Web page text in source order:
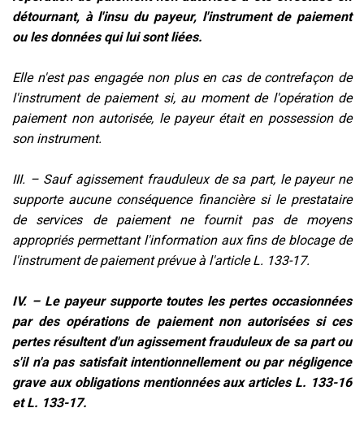
détournant, à l'insu du payeur, l'instrument de paiement
ou les données qui lui sont liées.
Elle n'est pas engagée non plus en cas de contrefaçon de
l'instrument de paiement si, au moment de l'opération de
paiement non autorisée, le payeur était en possession de
son instrument.
III. – Sauf agissement frauduleux de sa part, le payeur ne
supporte aucune conséquence financière si le prestataire
de services de paiement ne fournit pas de moyens
appropriés permettant l'information aux fins de blocage de
l'instrument de paiement prévue à l'article L. 133-17.
IV. – Le payeur supporte toutes les pertes occasionnées
par des opérations de paiement non autorisées si ces
pertes résultent d'un agissement frauduleux de sa part ou
s'il n'a pas satisfait intentionnellement ou par négligence
grave aux obligations mentionnées aux articles L. 133-16
et L. 133-17.